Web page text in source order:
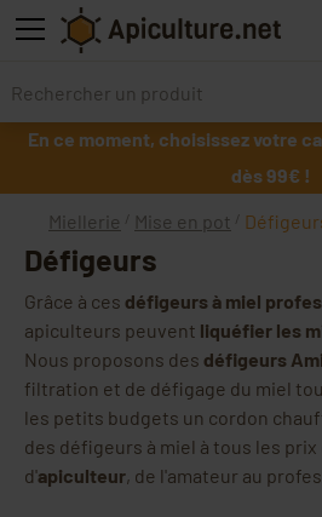
Skip to main content
En ce moment, choisissez votre
dès 99€ !
Miellerie Mise en pot
Défigeurs
Grâce à ces défigeurs à miel
apiculteurs peuvent liquéfier les
Nous proposons des défigeurs
filtration et de défigage du miel
les petits budgets un cordon
des défigeurs à miel à tous les
d'apiculteur, de l'amateur au